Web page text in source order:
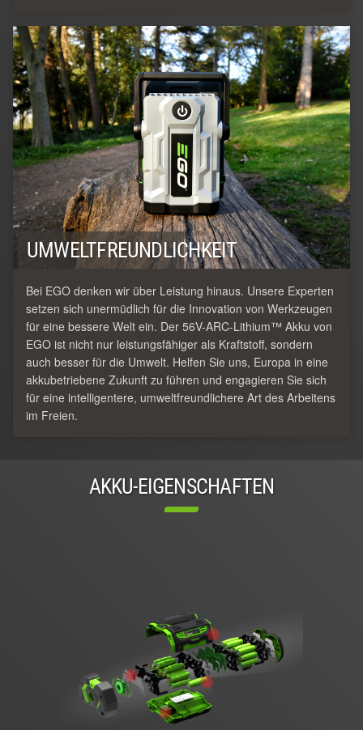
UMWELTFREUNDLICHKEIT
Bei EGO denken wir über Leistung hinaus. Unsere Experten
setzen sich unermüdlich für die Innovation von Werkzeugen
für eine bessere Welt ein. Der 56V-ARC-Lithium™ Akku von
EGO ist nicht nur leistungsfähiger als Kraftstoff, sondern
auch besser für die Umwelt. Helfen Sie uns, Europa in eine
akkubetriebene Zukunft zu führen und engagieren Sie sich
für eine intelligentere, umweltfreundlichere Art des Arbeitens
im Freien.
AKKU-EIGENSCHAFTEN